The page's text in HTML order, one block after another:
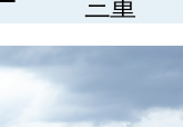
三重